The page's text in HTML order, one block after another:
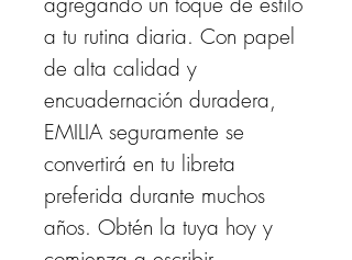
a tu rutina diaria. Con papel
de alta calidad y
encuadernación duradera,
EMILIA seguramente se
convertirá en tu libreta
preferida durante muchos
años. Obtén la tuya hoy y